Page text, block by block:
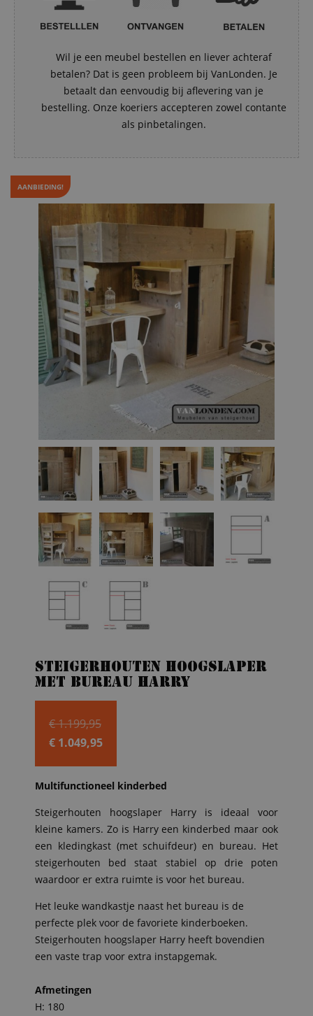
Wil je een meubel bestellen en liever achteraf
betalen? Dat is geen probleem bij VanLonden. Je
betaalt dan eenvoudig bij aflevering van je
bestelling. Onze koeriers accepteren zowel contante
als pinbetalingen.
AANBIEDING!
Steigerhouten hoogslaper
met bureau Harry
€1.199,95Oorspronkelijke
prijs
€ 1.199,95.
€ 1.049,95
prijs
€ 1.049,95.
Multifunctioneel kinderbed
Steigerhouten hoogslaper Harry is ideaal voor
kleine kamers. Zo is Harry een kinderbed maar ook
een kledingkast (met schuifdeur) en bureau. Het
steigerhouten bed staat stabiel op drie poten
waardoor er extra ruimte is voor het bureau.
Het leuke wandkastje naast het bureau is de
perfecte plek voor de favoriete kinderboeken.
Steigerhouten hoogslaper Harry heeft bovendien
een vaste trap voor extra instapgemak.
Afmetingen
H: 180